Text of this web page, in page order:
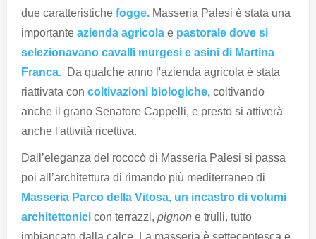
due caratteristiche fogge. Masseria Palesi è stata una
importante azienda agricola e pastorale dove si
selezionavano cavalli murgesi e asini di Martina
Franca. Da qualche anno l'azienda agricola è stata
riattivata con coltivazioni biologiche, coltivando
anche il grano Senatore Cappelli, e presto si attiverà
anche l'attività ricettiva.
Dall’eleganza del rococò di Masseria Palesi si passa
poi all’architettura di rimando più mediterraneo di
Masseria Parco della Vitosa, un incastro di volumi
architettonici ​con terrazzi, pignon e trulli, tutto
imbiancato dalla calce. La masseria è settecentesca e